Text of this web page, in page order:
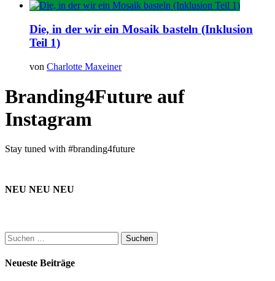
Die, in der wir ein Mosaik basteln (Inklusion
Teil 1)
von Charlotte Maxeiner
Branding4Future auf
Instagram
Stay tuned with #branding4future
NEU NEU NEU
Suchen
nach:
Neueste Beiträge